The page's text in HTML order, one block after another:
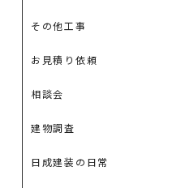
その他工事
お見積り依頼
相談会
建物調査
日成建装の日常